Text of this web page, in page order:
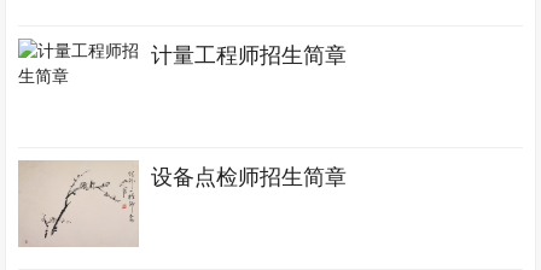
计量工程师招生简章
设备点检师招生简章